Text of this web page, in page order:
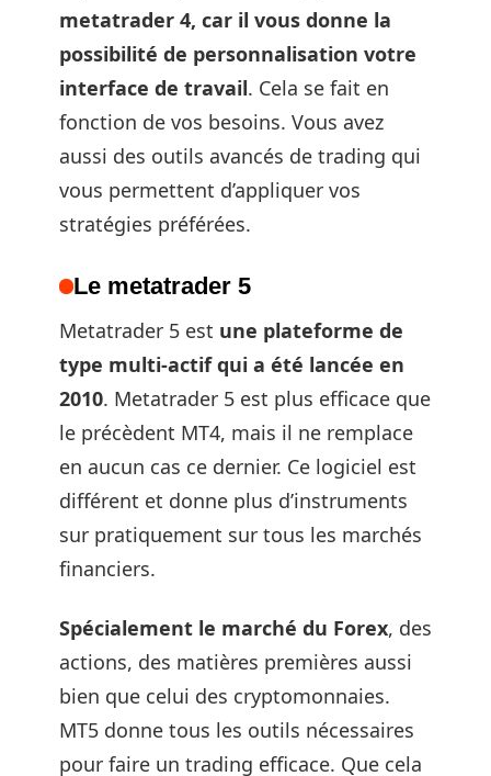
metatrader 4, car il vous donne la
possibilité de personnalisation votre
interface de travail. Cela se fait en
fonction de vos besoins. Vous avez
aussi des outils avancés de trading qui
vous permettent d’appliquer vos
stratégies préférées.
Le metatrader 5
Metatrader 5 est une plateforme de
type multi-actif qui a été lancée en
2010. Metatrader 5 est plus efficace que
le précèdent MT4, mais il ne remplace
en aucun cas ce dernier. Ce logiciel est
différent et donne plus d’instruments
sur pratiquement sur tous les marchés
financiers.
Spécialement le marché du Forex, des
actions, des matières premières aussi
bien que celui des cryptomonnaies.
MT5 donne tous les outils nécessaires
pour faire un trading efficace. Que cela